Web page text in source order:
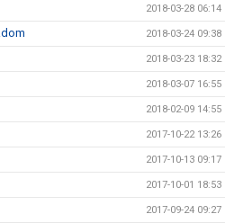
2018-03-28 06:14
2018-03-24 09:38
2018-03-23 18:32
2018-03-07 16:55
2018-02-09 14:55
2017-10-22 13:26
2017-10-13 09:17
2017-10-01 18:53
2017-09-24 09:27